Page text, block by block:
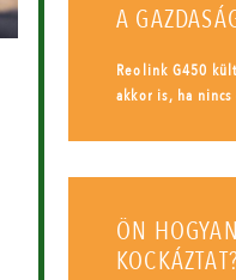
A
Reolink G450
akkor is, ha nincs
ÖN